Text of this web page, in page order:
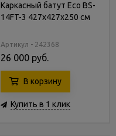
Каркасный батут Eco BS-
14FT-3 427х427х250 см
Артикул - 242368
26 000 руб.
В корзину
Купить в 1 клик